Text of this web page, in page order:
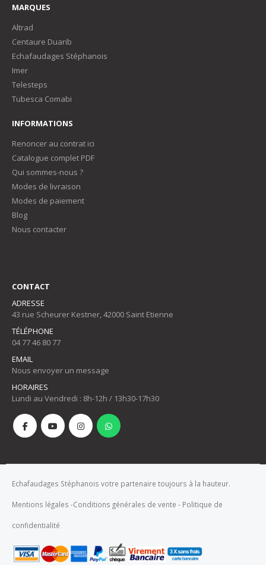
MARQUES
Altrad
Centaure Duarib
Echafaudages Stéphanois
Imer
Telesteps
Tubesca Comabi
INFORMATIONS
Renoncer au contrat ici
Catalogue complet PDF
Qui sommes-nous ?
Modes de livraison
Modes de paiement
Blog
Nous contacter
CONTACT
ADRESSE
43 rue Scheurer Kestner, 42000 Saint Etienne
TÉLÉPHONE
04 77 46 80 77
EMAIL
Nous envoyer un message
HORAIRES
Lundi au Vendredi : 8h-12h / 13h30-17h30
Echafaudages Stéphanois votre partenaire toujours à la hauteur.
Mentions légales -Conditions générales de vente - Politique de
confidentialité